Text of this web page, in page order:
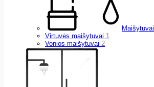
Maišytuvai
Virtuvės maišytuvai 1
Vonios maišytuvai 2